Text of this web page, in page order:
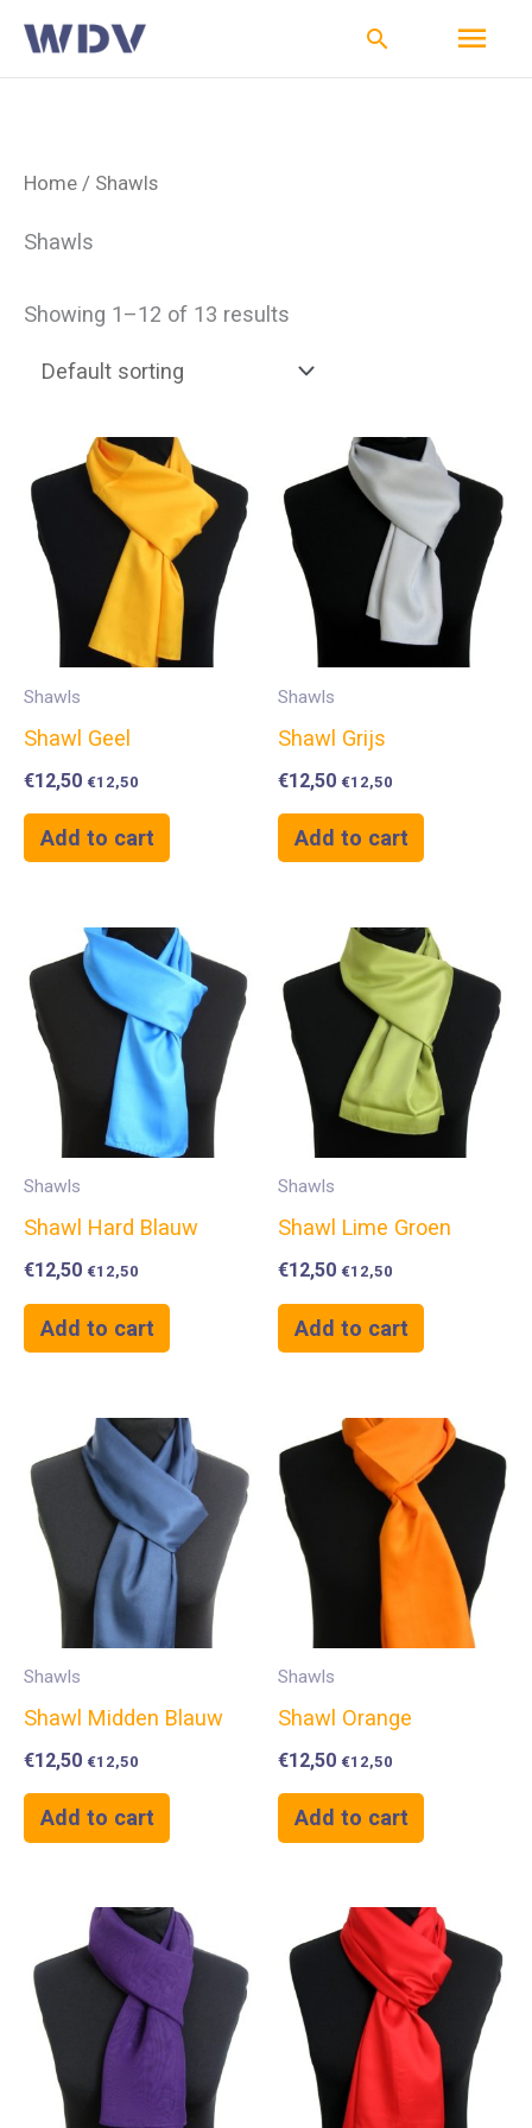
Ga
naar
Zoeken
Home / Shawls
Shawls
Showing 1–12 of 13 results
Shawls
Shawl Geel
€12,50 €12,50
Add to cart
Shawls
Shawl Grijs
€12,50 €12,50
Add to cart
Shawls
Shawl Hard Blauw
€12,50 €12,50
Add to cart
Shawls
Shawl Lime Groen
€12,50 €12,50
Add to cart
Shawls
Shawl Midden Blauw
€12,50 €12,50
Add to cart
Shawls
Shawl Orange
€12,50 €12,50
Add to cart